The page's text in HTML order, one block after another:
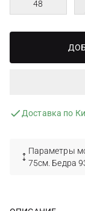
48
Доставка по
Параметры
75см. Бедра